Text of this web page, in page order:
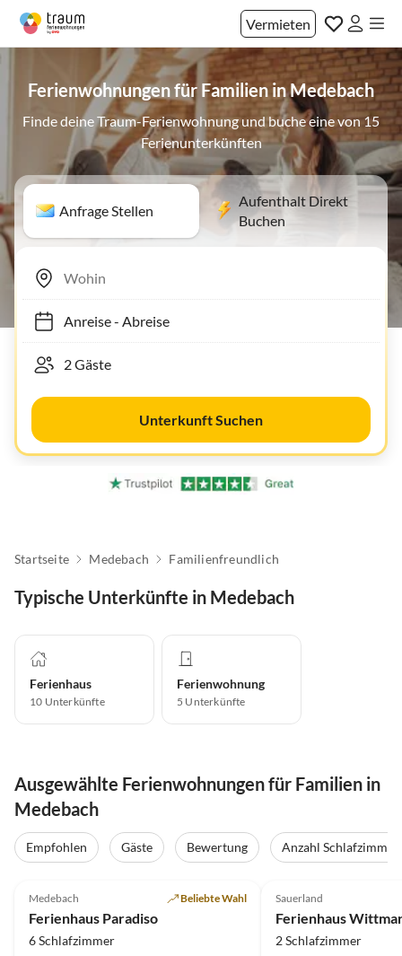
Vermieten
Ferienwohnungen für Familien in Medebach
Finde deine Traum-Ferienwohnung und buche eine von 15
Ferienunterkünften
Anfrage Stellen
Aufenthalt Direkt
Buchen
Anreise- Abreise
Unterkunft Suchen
Startseite Medebach Familienfreundlich
Typische Unterkünfte in Medebach
Ferienhaus
10 Unterkünfte
Ferienwohnung
5 Unterkünfte
Ausgewählte Ferienwohnungen für Familien in
Medebach
Empfohlen Gäste Bewertung
Anzahl Schlafzimmer
Medebach Beliebte Wahl
Ferienhaus Paradiso
6 Schlafzimmer
Sauerland
2 Schlafzimmer